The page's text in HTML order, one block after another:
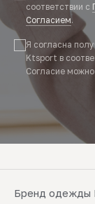
соответствии с
Согласием.
Я согласна
Ktsport в
Согласие
Бренд одежды